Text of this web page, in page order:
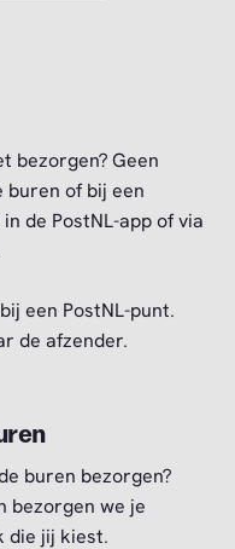
bezorgen? Geen
buren of bij een
de PostNL-app of via
een PostNL-punt.
de afzender.
buren bezorgen?
bezorgen we je
die jij kiest.